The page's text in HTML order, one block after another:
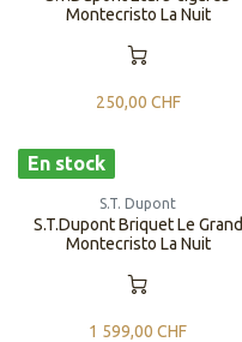
Montecristo La Nuit
250,00 CHF
En stock
S.T. Dupont
S.T.Dupont Briquet Le Grand
Montecristo La Nuit
1 599,00 CHF